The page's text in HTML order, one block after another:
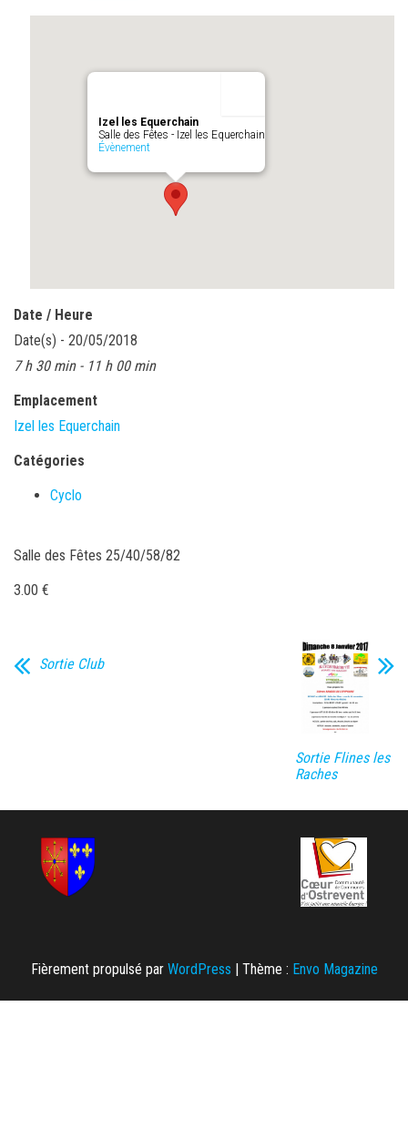
Izel les Equerchain
Salle des Fêtes - Izel les Equerchain
Évènement
Date / Heure
Date(s) - 20/05/2018
7 h 30 min - 11 h 00 min
Emplacement
Izel les Equerchain
Catégories
Cyclo
Salle des Fêtes 25/40/58/82
3.00 €
Sortie Club
Sortie Flines les
Raches
Fièrement propulsé par WordPress Thème : Envo Magazine